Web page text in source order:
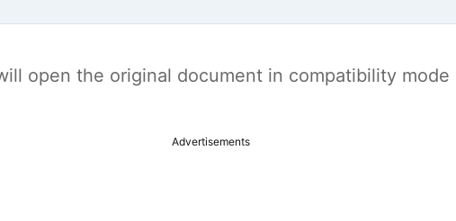
open the original document in compatibility mode
Advertisements